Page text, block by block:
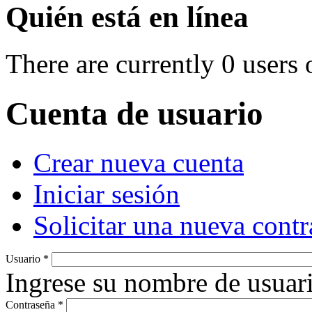
Quién está en línea
There are currently 0 users
Cuenta de usuario
Primary tabs
Crear nueva cuenta
Iniciar sesión
Solicitar una nueva
Usuario *
Ingrese su nombre de
Contraseña *